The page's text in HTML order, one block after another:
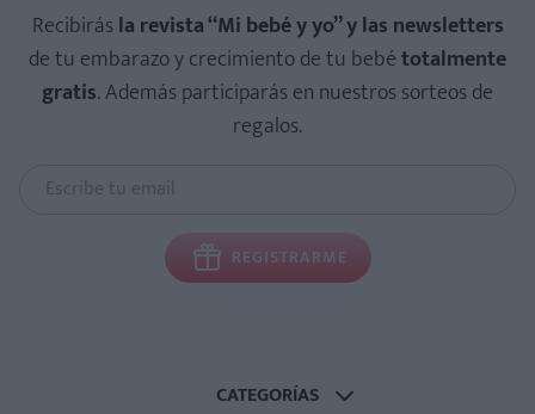
Recibirásla revista “Mi bebé y yo” y las newsletters
de tu embarazo y crecimiento de tu bebétotalmente
gratis. Además participarás en nuestros sorteos de
regalos.
REGISTRARME
CATEGORÍAS